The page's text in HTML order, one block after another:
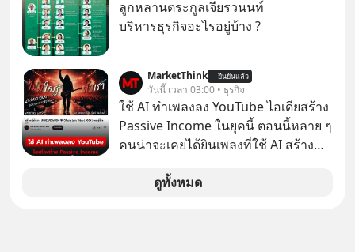
ที่สุดบนโลก ถูกกว้านซื้อไปด้วยมูลค่า 8
พันล้านดอลลาร์โดย Samsung และสิ่ง
เกาหลีใต้ไม่ได้ซื้อเพราะหลงใหลใน
เสียงเพลง แต่ซื้อเพื่อเป็นทางลัดเอา
เทคโนโลยีไปใส่ในหน้าปัดรถยนต์
อัจฉริยะ จากจุดสูงสุดของศิลปะแห่ง
เสียงดนตรี ทำไมถึงจบลงด้วยการเป็น
บริษัทอื่น เลือกฟังกันได้เลยนะครับ อย่า
ลูกหลานตระกูลเจียรวนนท์
บริหารธุรกิจอะไรอยู่บ้าง ?
MarketThink ยืนยันแล้ว
วันนี้ เวลา 03:00 • ธุรกิจ
ใช้ AI ทำเพลงลง YouTube ไอเดียสร้าง
Passive Income ในยุคนี้ ตอนนี้หลาย ๆ
คนน่าจะเคยได้ยินเพลงที่ใช้ AI สร้าง
รู้ตัวเรา” จากช่องชื่อว่า UNHEARD
ดูทั้งหมด